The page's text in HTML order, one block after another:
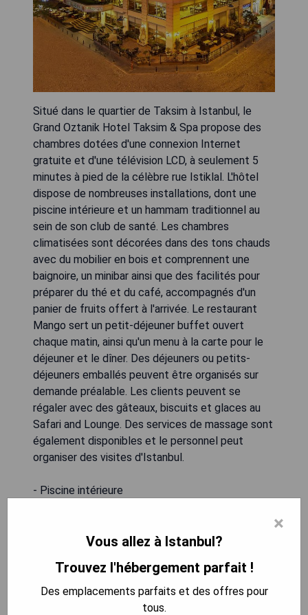
Situé dans le quartier de Taksim à Istanbul, le
Grand Oztanik Hotel Taksim & Spa propose des
chambres dotées d'une connexion Internet
gratuite et d'une télévision LCD, à seulement 5
minutes à pied de la célèbre rue Istiklal. L'hôtel
dispose de nombreuses installations, dont une
piscine intérieure et un hammam traditionnel au
sein de son club de santé. Les chambres
climatisées sont décorées dans des tons chauds
avec du mobilier en bois et comprennent une
baignoire, un minibar ainsi que des facilités pour
préparer du thé et du café, accompagnés d'un
panier de fruits offert à l'arrivée. Le restaurant
Mango sert un petit-déjeuner buffet ouvert
chaque matin, ainsi qu'un menu à la carte pour le
déjeuner et le dîner. Des déjeuners ou petits-
déjeuners emballés peuvent être organisés sur
demande préalable. Les clients peuvent se
régaler avec des gâteaux, biscuits et glaces au
Safari and Lounge. Des services de massage sont
également disponibles et le personnel peut
organiser des visites d'Istanbul.
- Piscine intérieure
- Services de massage disponibles
VÉRIFIEZ LA DISPONIBILITÉ
×
Vous allez à Istanbul?
Trouvez l'hébergement parfait !
Des emplacements parfaits et des offres pour
tous.